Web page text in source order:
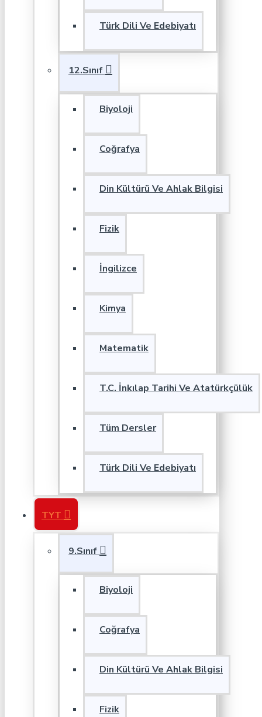
Türk Dili Ve Edebiyatı
12.Sınıf
Biyoloji
Coğrafya
Din Kültürü Ve Ahlak Bilgisi
Fizik
İngilizce
Kimya
Matematik
T.C. İnkılap Tarihi Ve Atatürkçülük
Tüm Dersler
Türk Dili Ve Edebiyatı
TYT
9.Sınıf
Biyoloji
Coğrafya
Din Kültürü Ve Ahlak Bilgisi
Fizik